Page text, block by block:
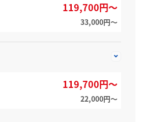
119,700円～
33,000円〜
119,700円～
22,000円〜